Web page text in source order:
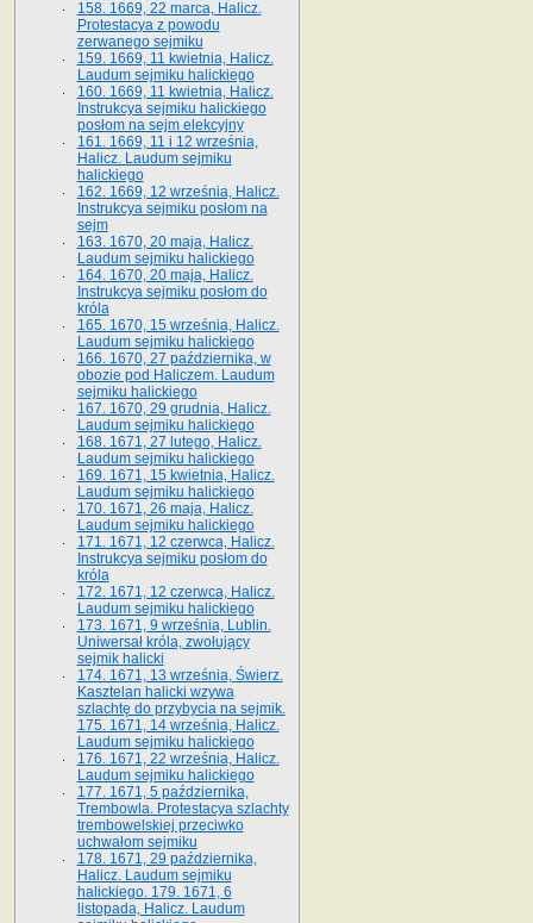
158. 1669, 22 marca, Halicz.
Protestacya z powodu
zerwanego sejmiku
159. 1669, 11 kwietnia, Halicz.
Laudum sejmiku halickiego
160. 1669, 11 kwietnia, Halicz.
Instrukcya sejmiku halickiego
posłom na sejm elekcyjny
161. 1669, 11 i 12 września,
Halicz. Laudum sejmiku
halickiego
162. 1669, 12 września, Halicz.
Instrukcya sejmiku posłom na
sejm
163. 1670, 20 maja, Halicz.
Laudum sejmiku halickiego
164. 1670, 20 maja, Halicz.
Instrukcya sejmiku posłom do
króla
165. 1670, 15 września, Halicz.
Laudum sejmiku halickiego
166. 1670, 27 października, w
obozie pod Haliczem. Laudum
sejmiku halickiego
167. 1670, 29 grudnia, Halicz.
Laudum sejmiku halickiego
168. 1671, 27 lutego, Halicz.
Laudum sejmiku halickiego
169. 1671, 15 kwietnia, Halicz.
Laudum sejmiku halickiego
170. 1671, 26 maja, Halicz.
Laudum sejmiku halickiego
171. 1671, 12 czerwca, Halicz.
Instrukcya sejmiku posłom do
króla
172. 1671, 12 czerwca, Halicz.
Laudum sejmiku halickiego
173. 1671, 9 września, Lublin.
Uniwersał króla, zwołujący
sejmik halicki
174. 1671, 13 września, Świerz.
Kasztelan halicki wzywa
szlachtę do przybycia na sejmik.
175. 1671, 14 września, Halicz.
Laudum sejmiku halickiego
176. 1671, 22 września, Halicz.
Laudum sejmiku halickiego
177. 1671, 5 października,
Trembowla. Protestacya szlachty
trembowelskiej przeciwko
uchwałom sejmiku
178. 1671, 29 października,
Halicz. Laudum sejmiku
halickiego. 179. 1671, 6
listopada, Halicz. Laudum